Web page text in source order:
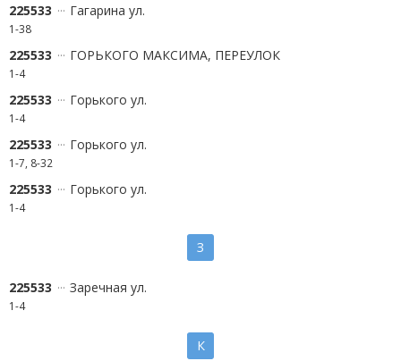
225533 Гагарина ул.
1-38
225533 ГОРЬКОГО МАКСИМА, ПЕРЕУЛОК
1-4
225533 Горького ул.
1-4
225533 Горького ул.
1-7, 8-32
225533 Горького ул.
1-4
З
225533 Заречная ул.
1-4
К